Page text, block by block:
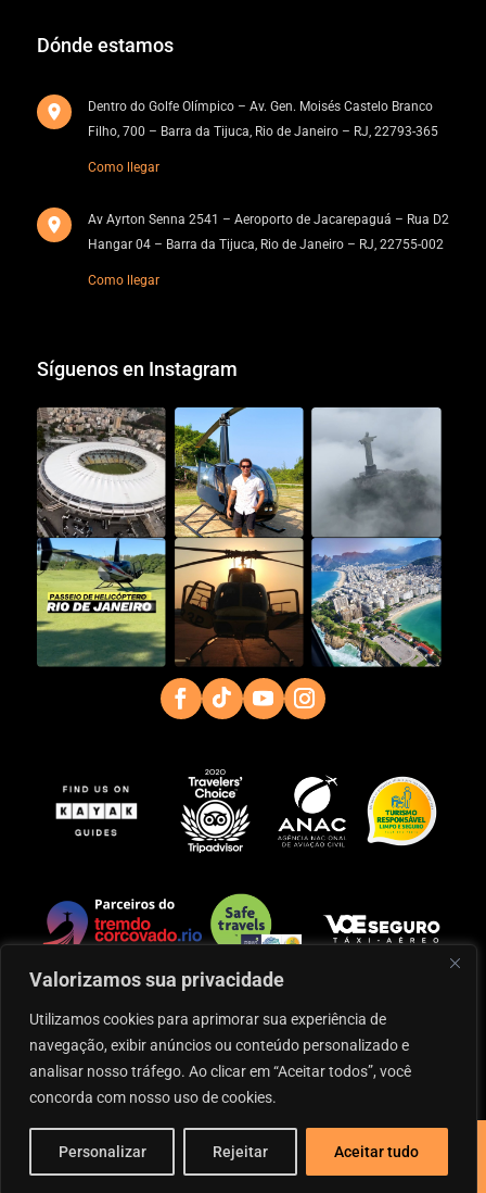
Valorizamos sua privacidade
Utilizamos cookies para aprimorar sua experiência de
navegação, exibir anúncios ou conteúdo personalizado e
analisar nosso tráfego. Ao clicar em “Aceitar todos”, você
concorda com nosso uso de cookies.
Personalizar Rejeitar Aceitar tudo
Dónde estamos
Dentro do Golfe Olímpico – Av. Gen. Moisés Castelo Branco
Filho, 700 – Barra da Tijuca, Rio de Janeiro – RJ, 22793-365
Como llegar
Av Ayrton Senna 2541 – Aeroporto de Jacarepaguá – Rua D2
Hangar 04 – Barra da Tijuca, Rio de Janeiro – RJ, 22755-002
Como llegar
Síguenos en Instagram
Operação das aeronaves: Infinity Serviços Aéreos
Especializados
CNPJ: 58.237.268/0001-21
Site Desenvolvido porAgência Wert